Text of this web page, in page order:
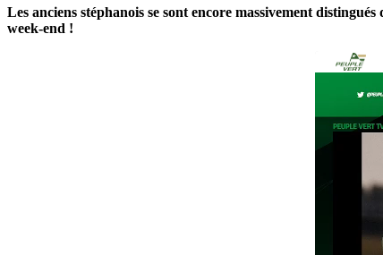
Les anciens stéphanois se sont encore massivement
week-end !